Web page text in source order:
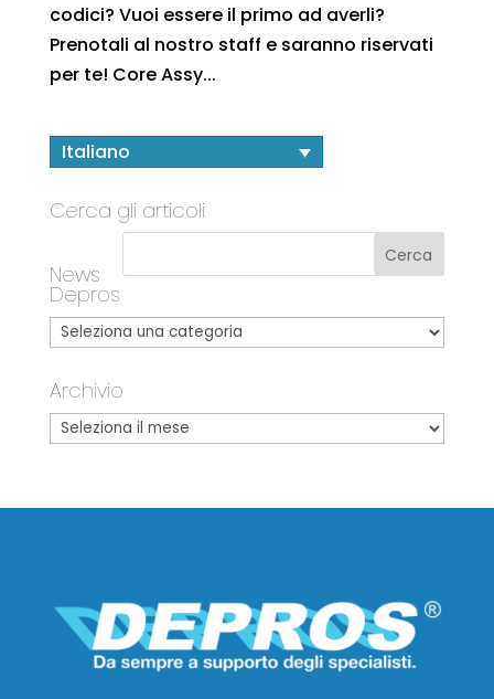
codici? Vuoi essere il primo ad averli?
Prenotali al nostro staff e saranno riservati
per te! Core Assy...
Italiano
Cerca gli articoli
News
Depros
Archivio